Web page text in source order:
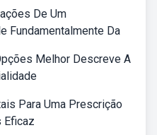
De Um
Fundamentalmente Da
Melhor Descreve A
Para Uma Prescrição
Eficaz